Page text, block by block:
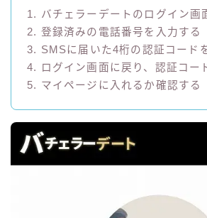
1. バチェラーデートのログイン画
2. 登録済みの電話番号を入力する
3. SMSに届いた4桁の認証コード
4. ログイン画面に戻り、認証コー
5. マイページに入れるか確認する